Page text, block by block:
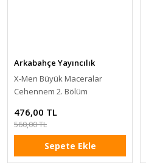
Arkabahçe Yayıncılık
X-Men Büyük Maceralar
Cehennem 2. Bölüm
476,00 TL
560,00 TL
Sepete Ekle